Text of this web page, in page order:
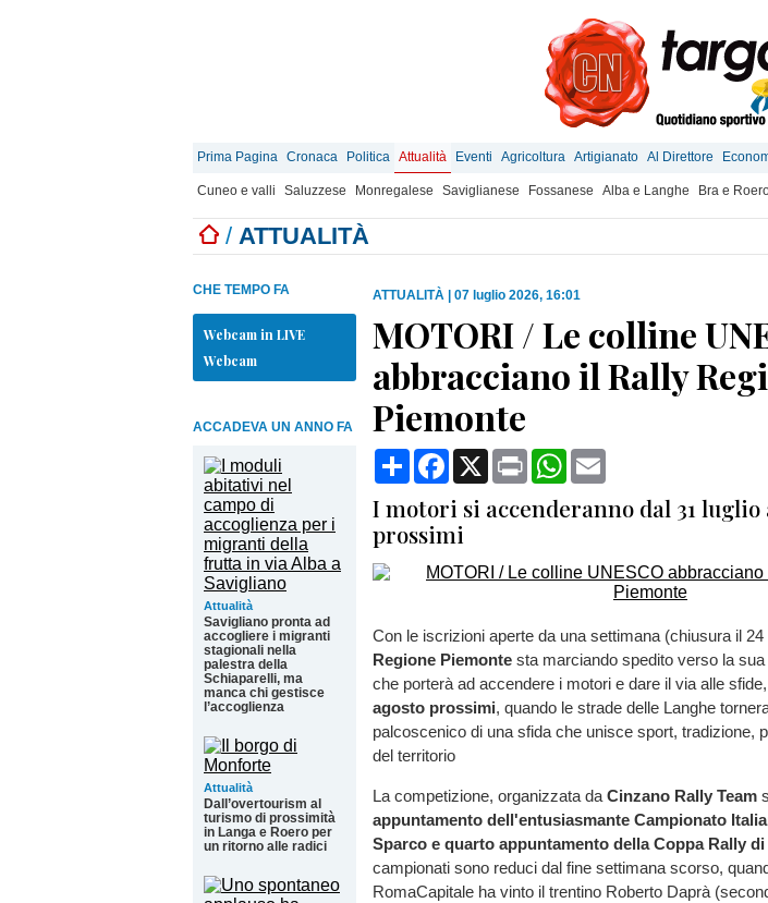
Prima Pagina Cronaca Politica Attualità Eventi Agricoltura Artigianato Al Direttore
Cuneo e valli Saluzzese Monregalese Saviglianese Fossanese Alba e Langhe Bra e
/ ATTUALITÀ
CHE TEMPO FA
Webcam in LIVE
Webcam
ACCADEVA UN ANNO FA
Attualità
Savigliano pronta ad
accogliere i migranti
stagionali nella
palestra della
Schiaparelli, ma
manca chi gestisce
l’accoglienza
Attualità
Dall’overtourism al
turismo di prossimità
in Langa e Roero per
un ritorno alle radici
ATTUALITÀ 07 luglio 2026, 16:01
MOTORI / Le colline
abbracciano il Rally
Piemonte
CondividiFacebook
X Print WhatsApp
I motori si accenderanno dal 31 luglio
prossimi
Con le iscrizioni aperte da una settimana (chiusura il 24
Regione Piemonte sta marciando spedito verso la
che porterà ad accendere i motori e dare il via alle
agosto prossimi, quando le strade delle Langhe
palcoscenico di una sfida che unisce sport, tradizione,
del territorio
La competizione, organizzata da Cinzano Rally Team
appuntamento dell'entusiasmante Campionato
Sparco e quarto appuntamento della Coppa Rally di
campionati sono reduci dal fine settimana scorso,
RomaCapitale ha vinto il trentino Roberto Daprà